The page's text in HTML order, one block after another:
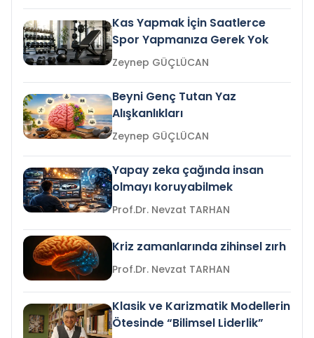
Kas Yapmak İçin Saatlerce
Spor Yapmanıza Gerek Yok
Zeynep GÜÇLÜCAN
Beyni Genç Tutan Yaz
Alışkanlıkları
Zeynep GÜÇLÜCAN
Yapay zeka çağında insan
olmayı koruyabilmek
Prof.Dr. Nevzat TARHAN
Kriz zamanlarında zihinsel zırh
Prof.Dr. Nevzat TARHAN
Klasik ve Karizmatik Modellerin
Ötesinde “Bilimsel Liderlik”